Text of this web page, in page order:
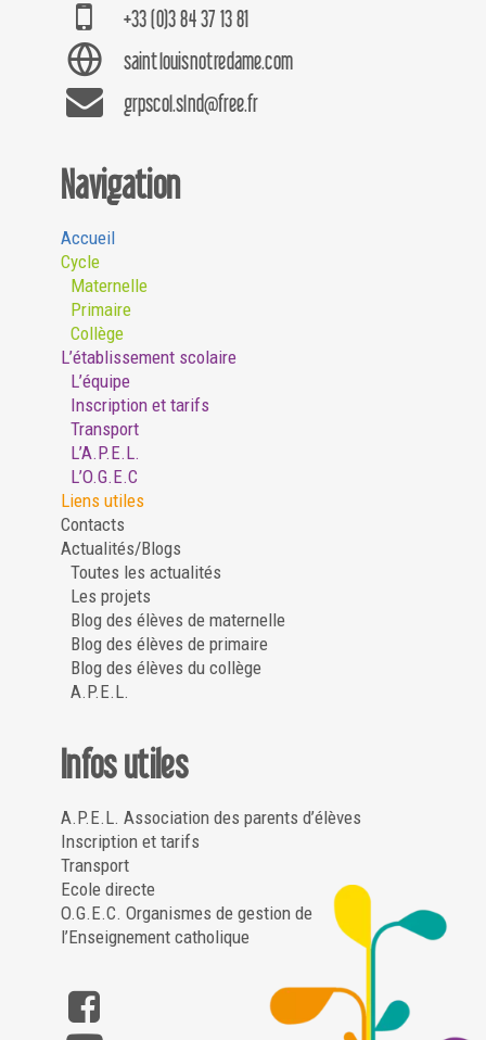
+33 (0)3 84 37 13 81
saintlouisnotredame.com
grpscol.slnd@free.fr
Navigation
Accueil
Cycle
Maternelle
Primaire
Collège
L’établissement scolaire
L’équipe
Inscription et tarifs
Transport
L’A.P.E.L.
L’O.G.E.C
Liens utiles
Contacts
Actualités/Blogs
Toutes les actualités
Les projets
Blog des élèves de maternelle
Blog des élèves de primaire
Blog des élèves du collège
A.P.E.L.
Infos utiles
A.P.E.L. Association des parents d’élèves
Inscription et tarifs
Transport
Ecole directe
O.G.E.C. Organismes de gestion de
l’Enseignement catholique